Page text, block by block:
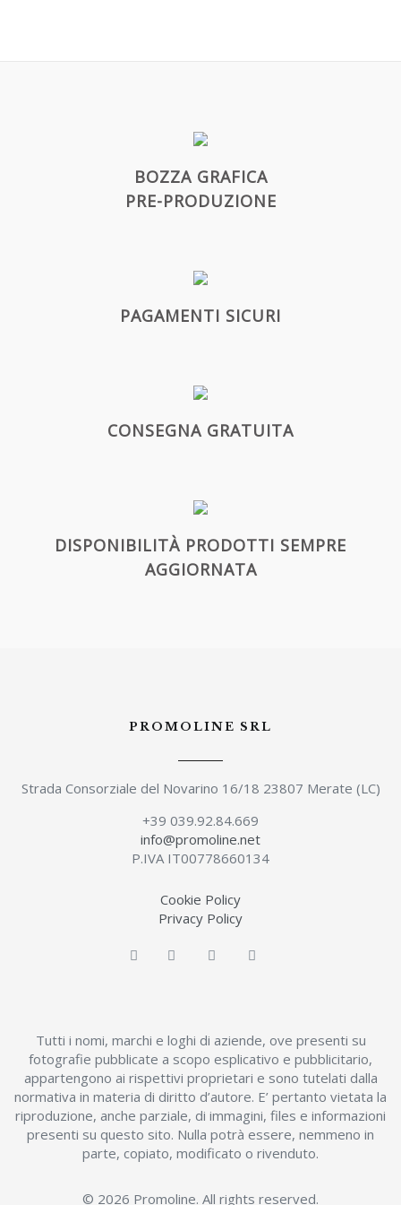
BOZZA GRAFICA
PRE-PRODUZIONE
PAGAMENTI SICURI
CONSEGNA GRATUITA
DISPONIBILITÀ PRODOTTI SEMPRE
AGGIORNATA
PROMOLINE SRL
Strada Consorziale del Novarino 16/18 23807 Merate (LC)
+39 039.92.84.669
info@promoline.net
P.IVA IT00778660134
Cookie Policy
Privacy Policy
Tutti i nomi, marchi e loghi di aziende, ove presenti su
fotografie pubblicate a scopo esplicativo e pubblicitario,
appartengono ai rispettivi proprietari e sono tutelati dalla
normativa in materia di diritto d’autore. E’ pertanto vietata la
riproduzione, anche parziale, di immagini, files e informazioni
presenti su questo sito. Nulla potrà essere, nemmeno in
parte, copiato, modificato o rivenduto.
© 2026 Promoline. All rights reserved.